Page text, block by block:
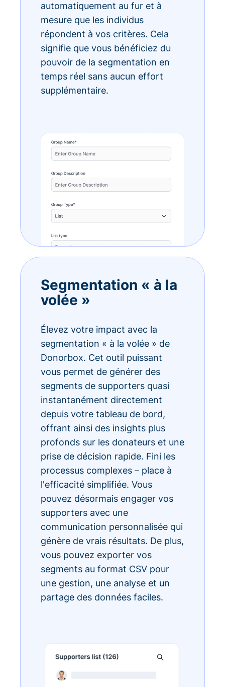
automatiquement au fur et à
mesure que les individus
répondent à vos critères. Cela
signifie que vous bénéficiez du
pouvoir de la segmentation en
temps réel sans aucun effort
supplémentaire.
Segmentation « à la
volée »
Élevez votre impact avec la
segmentation « à la volée » de
Donorbox. Cet outil puissant
vous permet de générer des
segments de supporters quasi
instantanément directement
depuis votre tableau de bord,
offrant ainsi des insights plus
profonds sur les donateurs et une
prise de décision rapide. Fini les
processus complexes – place à
l'efficacité simplifiée. Vous
pouvez désormais engager vos
supporters avec une
communication personnalisée qui
génère de vrais résultats. De plus,
vous pouvez exporter vos
segments au format CSV pour
une gestion, une analyse et un
partage des données faciles.